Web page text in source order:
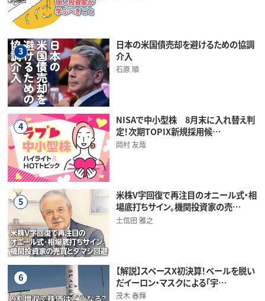
3
日本の米国債売却を避けるための協調
介入
石原 順
4
NISAで中小型株 8月末に入れ替え判
定！次期TOPIX新規採用候…
岡村 友哉
5
米株V字回復で再注目のオニール式・相
場底打ちサイン。機関投資家の売…
土信田 雅之
6
【解説】スペースX初決算！ベールを脱い
だイーロン・マスクによる「宇…
茂木 春輝